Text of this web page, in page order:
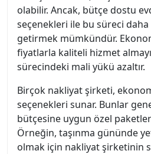
olabilir. Ancak, bütçe dostu
seçenekleri ile bu süreci
getirmek mümkündür.
fiyatlarla kaliteli hizmet
sürecindeki mali yükü azaltır.
Birçok nakliyat şirketi,
seçenekleri sunar. Bunlar
bütçesine uygun özel
Örneğin, taşınma gününde
olmak için nakliyat şirketinin